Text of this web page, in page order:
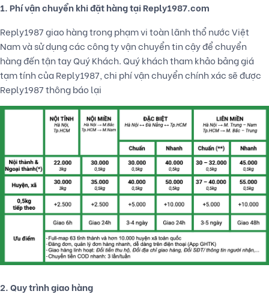
1. Phí vận chuyển khi đặt hàng tại Reply1987.com
Reply1987 giao hàng trong phạm vi toàn lãnh thổ nước Việt
Nam và sử dụng các công ty vận chuyển tin cậy để chuyển
hàng đến tận tay Quý Khách. Quý khách tham khảo bảng giá
tạm tính của Reply1987, chi phí vận chuyển chính xác sẽ được
Reply1987 thông báo lại
2. Quy trình giao hàng